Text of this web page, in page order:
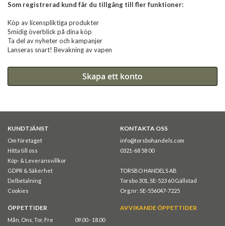
Som registrerad kund får du tillgång till fler funktioner:
Köp av licenspliktiga produkter
Smidig överblick på dina köp
Ta del av nyheter och kampanjer
Lanseras snart! Bevakning av vapen
Skapa ett konto
KUNDTJÄNST
Om företaget
Hitta till oss
Köp- & Leveransvillkor
GDPR & Säkerhet
Delbetalning
Cookies
KONTAKTA OSS
info@torsbohandels.com
0321-68 58 00
TORSBO HANDELS AB
Torsbo 301, SE-523 60 Gällstad
Org.nr: SE-556047-7225
ÖPPETTIDER
Mån, Ons, Tor, Fre 09.00 - 18.00
AVVIKANDE ÖPPETTIDER